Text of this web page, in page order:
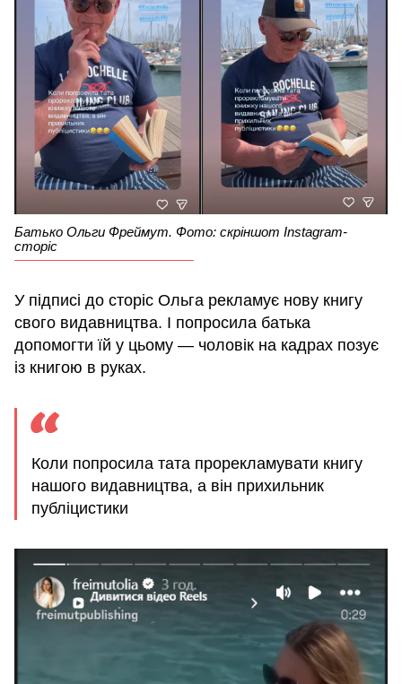
Батько Ольги Фреймут. Фото: скріншот Instagram-
сторіс
У підписі до сторіс Ольга рекламує нову книгу
свого видавництва. І попросила батька
допомогти їй у цьому — чоловік на кадрах позує
із книгою в руках.
Коли попросила тата прорекламувати книгу
нашого видавництва, а він прихильник
публіцистики